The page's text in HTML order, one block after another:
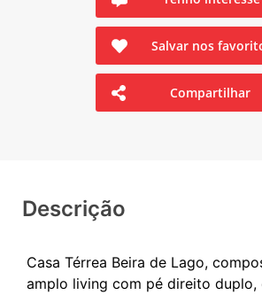
Salvar nos
Compartilhar
Descrição
Casa Térrea Beira de Lago,
amplo living com pé direito duplo,